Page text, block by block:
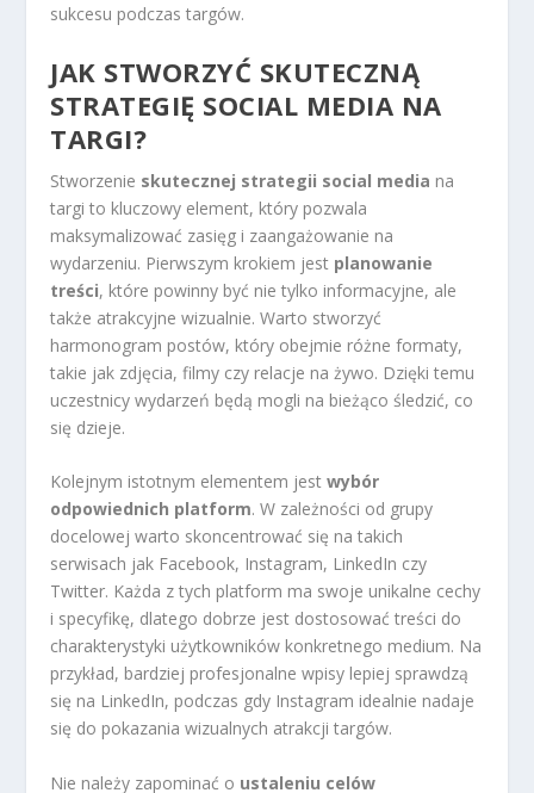
sukcesu podczas targów.
JAK STWORZYĆ SKUTECZNĄ
STRATEGIĘ SOCIAL MEDIA NA
TARGI?
Stworzenie skutecznej strategii social media na
targi to kluczowy element, który pozwala
maksymalizować zasięg i zaangażowanie na
wydarzeniu. Pierwszym krokiem jest planowanie
treści, które powinny być nie tylko informacyjne, ale
także atrakcyjne wizualnie. Warto stworzyć
harmonogram postów, który obejmie różne formaty,
takie jak zdjęcia, filmy czy relacje na żywo. Dzięki temu
uczestnicy wydarzeń będą mogli na bieżąco śledzić, co
się dzieje.
Kolejnym istotnym elementem jestwybór
odpowiednich platform. W zależności od grupy
docelowej warto skoncentrować się na takich
serwisach jak Facebook, Instagram, LinkedIn czy
Twitter. Każda z tych platform ma swoje unikalne cechy
i specyfikę, dlatego dobrze jest dostosować treści do
charakterystyki użytkowników konkretnego medium. Na
przykład, bardziej profesjonalne wpisy lepiej sprawdzą
się na LinkedIn, podczas gdy Instagram idealnie nadaje
się do pokazania wizualnych atrakcji targów.
Nie należy zapominać o ustaleniu celów